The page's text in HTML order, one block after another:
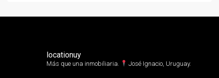
locationuy
Más que una inmobiliaria.⁣ José Ignacio, Uruguay.